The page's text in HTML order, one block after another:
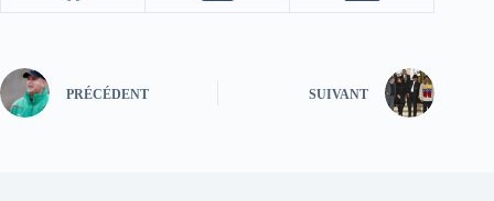
PRÉCÉDENT SUIVANT